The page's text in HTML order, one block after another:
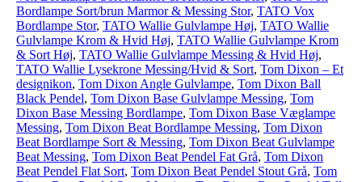
Bordlampe Sort/brun Marmor & Messing Stor, TATO Vox
Bordlampe Stor, TATO Wallie Gulvlampe Høj, TATO Wallie
Gulvlampe Krom & Hvid Høj, TATO Wallie Gulvlampe Krom
& Sort Høj, TATO Wallie Gulvlampe Messing & Hvid Høj,
TATO Wallie Lysekrone Messing/Hvid & Sort, Tom Dixon – Et
designikon, Tom Dixon Angle Gulvlampe, Tom Dixon Ball
Black Pendel, Tom Dixon Base Gulvlampe Messing, Tom
Dixon Base Messing Bordlampe, Tom Dixon Base Væglampe
Messing, Tom Dixon Beat Bordlampe Messing, Tom Dixon
Beat Bordlampe Sort & Messing, Tom Dixon Beat Gulvlampe
Beat Messing, Tom Dixon Beat Pendel Fat Grå, Tom Dixon
Beat Pendel Flat Sort, Tom Dixon Beat Pendel Stout Grå, Tom